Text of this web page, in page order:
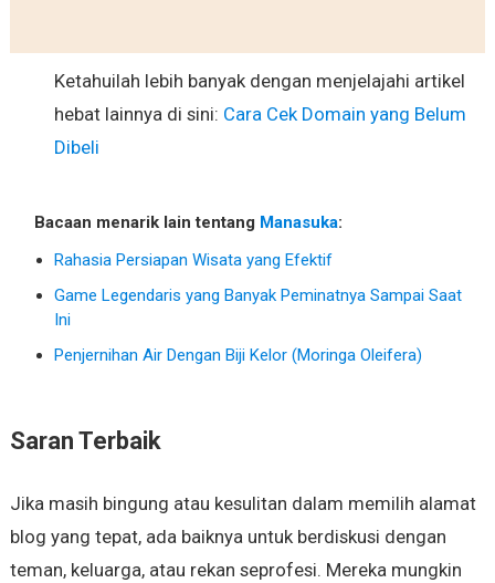
Ketahuilah lebih banyak dengan menjelajahi artikel
hebat lainnya di sini: Cara Cek Domain yang Belum
Dibeli
Bacaan menarik lain tentang Manasuka:
Rahasia Persiapan Wisata yang Efektif
Game Legendaris yang Banyak Peminatnya Sampai Saat
Ini
Penjernihan Air Dengan Biji Kelor (Moringa Oleifera)
Saran Terbaik
Jika masih bingung atau kesulitan dalam memilih alamat
blog yang tepat, ada baiknya untuk berdiskusi dengan
teman, keluarga, atau rekan seprofesi. Mereka mungkin